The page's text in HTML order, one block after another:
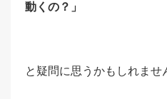
動くの？」
と疑問に思うかもしれませ